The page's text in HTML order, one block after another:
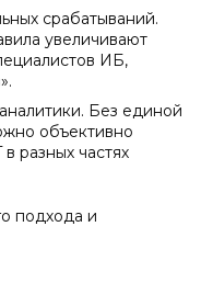
срабатываний.
увеличивают
ИБ,
Без единой
объективно
разных частях
подхода и